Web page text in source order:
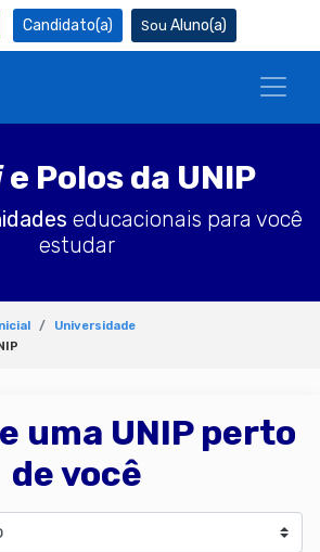
Candidato(a) Aluno(a)
e Polos da UNIP
educacionais para você
estudar
Universidade
uma UNIP perto
de você